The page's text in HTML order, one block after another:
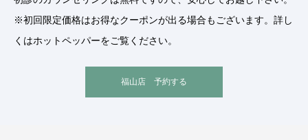
※初回限定価格はお得なクーポンが出る場合もございます。詳し
くはホットペッパーをご覧ください。
福山店 予約する